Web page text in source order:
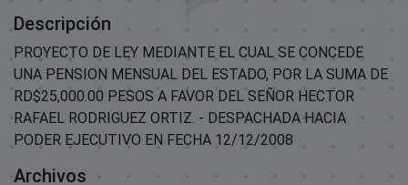
Descripción
PROYECTO DE LEY MEDIANTE EL CUAL SE CONCEDE
UNA PENSION MENSUAL DEL ESTADO, POR LA SUMA DE
RD$25,000.00 PESOS A FAVOR DEL SEÑOR HECTOR
RAFAEL RODRIGUEZ ORTIZ. - DESPACHADA HACIA
PODER EJECUTIVO EN FECHA 12/12/2008
Archivos